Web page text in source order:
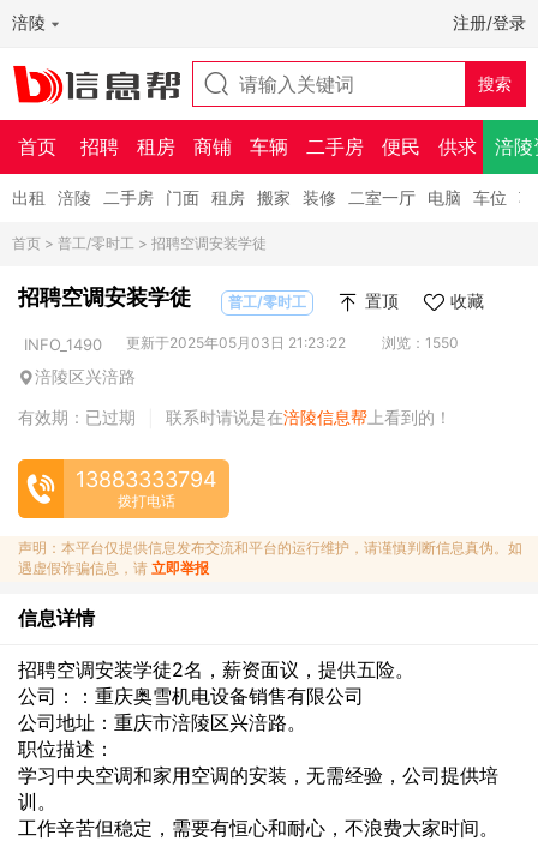
涪陵 注册/登录
首页 招聘 租房 商铺 车辆 二手房 便民 供求 涪陵
出租 涪陵 二手房 门面 租房 搬家 装修 二室一厅 电脑 车位
首页 > 普工/零时工 > 招聘空调安装学徒
招聘空调安装学徒 普工/零时工 置顶 收藏
INFO_1490 更新于2025年05月03日 21:23:22 浏览：1550
涪陵区兴涪路
有效期：已过期
联系时请说是在涪陵信息帮 上看到的！
13883333794
拨打电话
声明：本平台仅提供信息发布交流和平台的运行维护，请谨慎判断信息真伪。如
遇虚假诈骗信息，请 立即举报
信息详情
招聘空调安装学徒2名，薪资面议，提供五险。
公司：：重庆奥雪机电设备销售有限公司
公司地址：重庆市涪陵区兴涪路。
职位描述：
学习中央空调和家用空调的安装，无需经验，公司提供培
训。
工作辛苦但稳定，需要有恒心和耐心，不浪费大家时间。